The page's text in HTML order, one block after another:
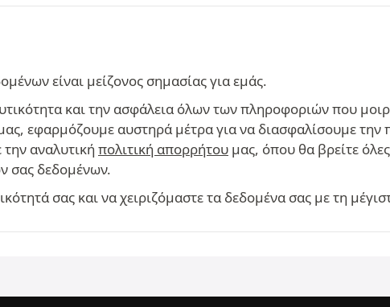
είναι μείζονος σημασίας για εμάς.
και την ασφάλεια όλων των πληροφοριών που
εφαρμόζουμε αυστηρά μέτρα για να διασφαλίσουμε
αναλυτική πολιτική απορρήτου μας, όπου θα βρείτε
σας δεδομένων.
σας και να χειριζόμαστε τα δεδομένα σας με τη